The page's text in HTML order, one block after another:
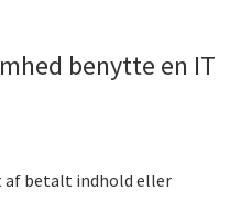
mad ude
Sjælland
benytte en IT
betalt indhold eller